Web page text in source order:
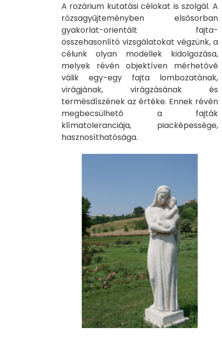
A rozárium kutatási célokat is szolgál. A
rózsagyűjteményben elsősorban
gyakorlat-orientált fajta-
összehasonlító vizsgálatokat végzünk, a
célunk olyan modellek kidolgozása,
melyek révén objektíven mérhetővé
válik egy-egy fajta lombozatának,
virágjának, virágzásának és
termésdíszének az értéke. Ennek révén
megbecsülhető a fajták
klímatoleranciája, piacképessége,
hasznosíthatósága.